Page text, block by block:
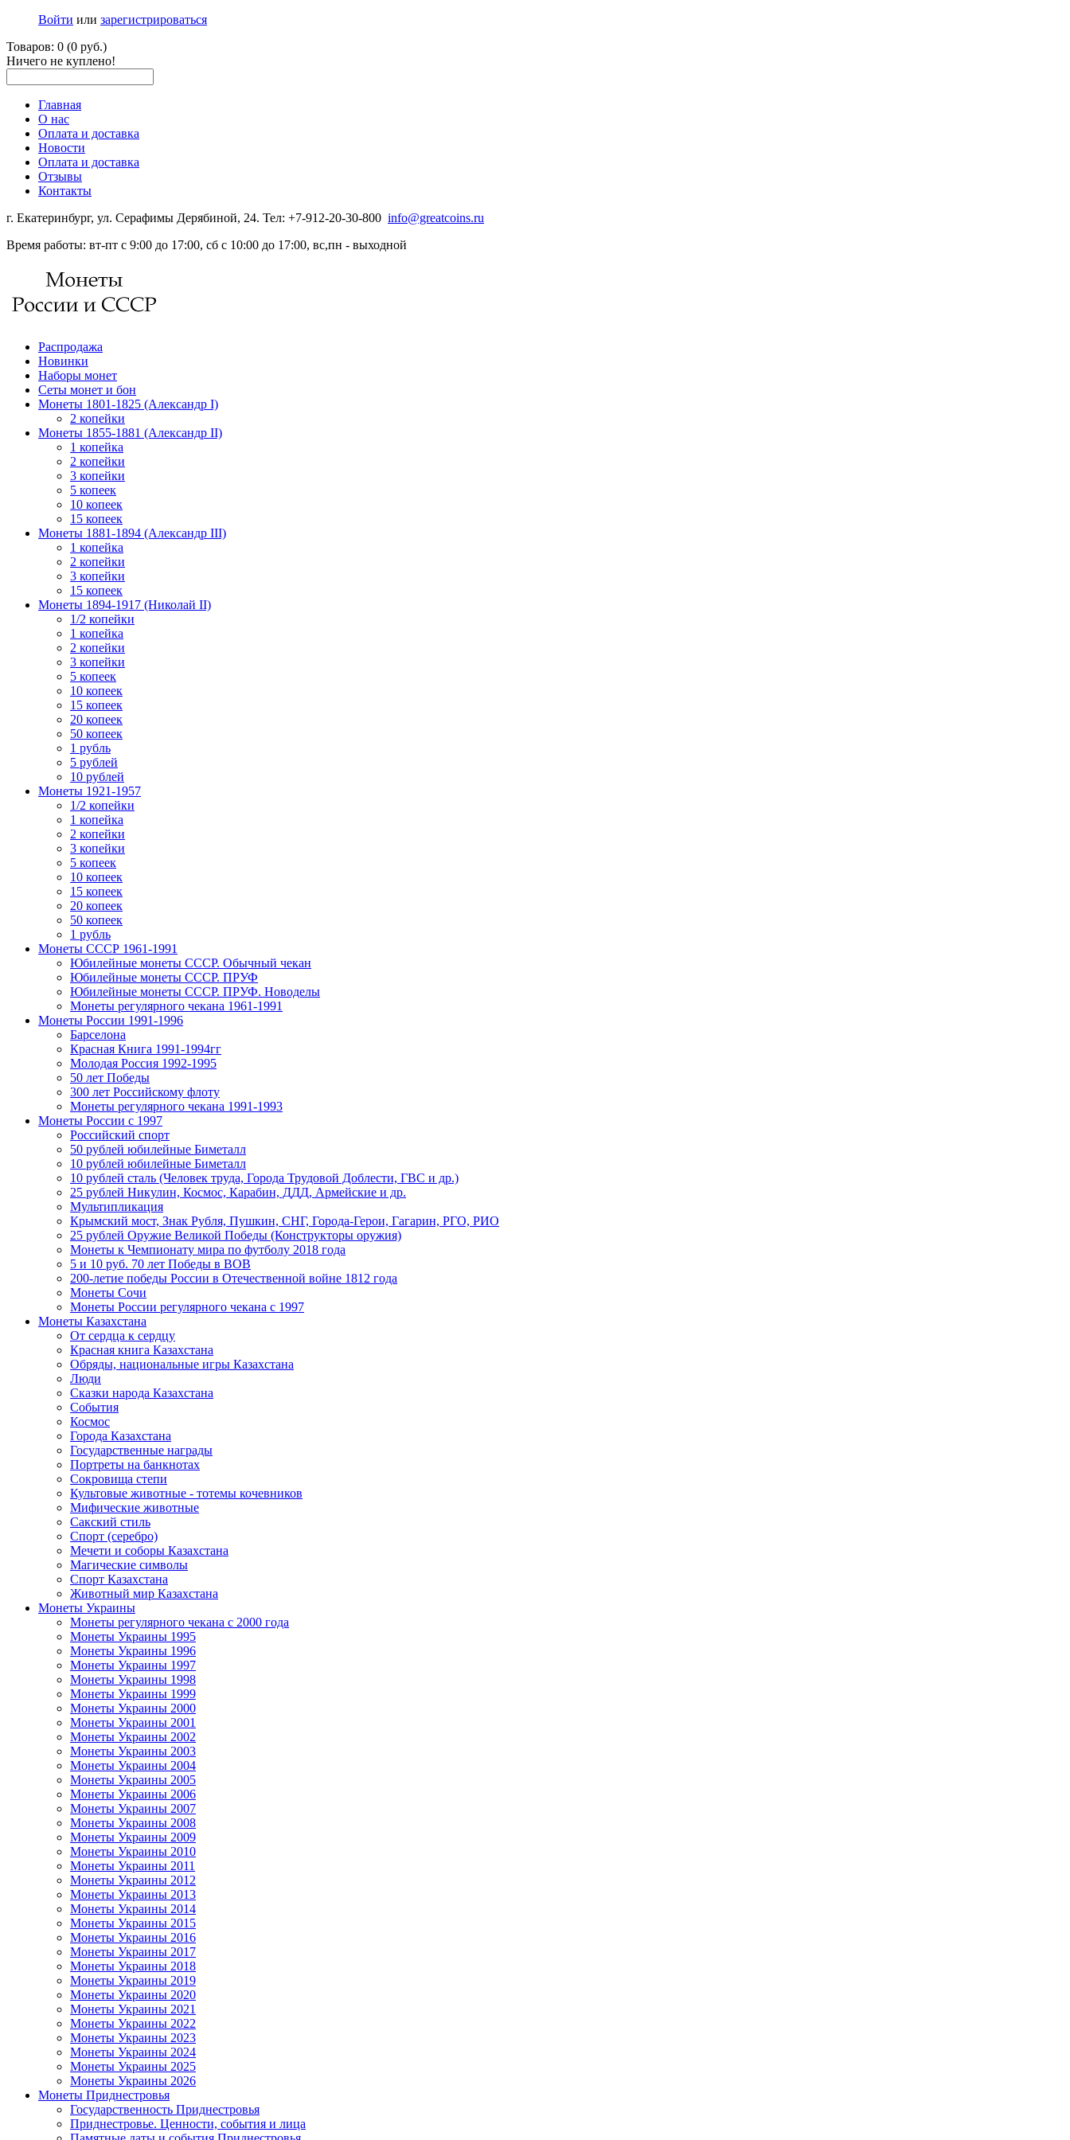
Войти или зарегистрироваться
Товаров: 0 (0 руб.)
Ничего не куплено!
Главная
О нас
Оплата и доставка
Новости
Оплата и доставка
Отзывы
Контакты
г. Екатеринбург, ул. Серафимы Дерябиной, 24. Тел: +7-912-20-30-800 info@greatcoins.ru
Время работы: вт-пт с 9:00 до 17:00, сб с 10:00 до 17:00, вс,пн - выходной
Распродажа
Новинки
Наборы монет
Сеты монет и бон
Монеты 1801-1825 (Александр I)
2 копейки
Монеты 1855-1881 (Александр II)
1 копейка
2 копейки
3 копейки
5 копеек
10 копеек
15 копеек
Монеты 1881-1894 (Александр III)
1 копейка
2 копейки
3 копейки
15 копеек
Монеты 1894-1917 (Николай II)
1/2 копейки
1 копейка
2 копейки
3 копейки
5 копеек
10 копеек
15 копеек
20 копеек
50 копеек
1 рубль
5 рублей
10 рублей
Монеты 1921-1957
1/2 копейки
1 копейка
2 копейки
3 копейки
5 копеек
10 копеек
15 копеек
20 копеек
50 копеек
1 рубль
Монеты СССР 1961-1991
Юбилейные монеты СССР. Обычный чекан
Юбилейные монеты СССР. ПРУФ
Юбилейные монеты СССР. ПРУФ. Новоделы
Монеты регулярного чекана 1961-1991
Монеты России 1991-1996
Барселона
Красная Книга 1991-1994гг
Молодая Россия 1992-1995
50 лет Победы
300 лет Российскому флоту
Монеты регулярного чекана 1991-1993
Монеты России c 1997
Российский спорт
50 рублей юбилейные Биметалл
10 рублей юбилейные Биметалл
10 рублей сталь (Человек труда, Города Трудовой Доблести, ГВС и др.)
25 рублей Никулин, Космос, Карабин, ДДД, Армейские и др.
Мультипликация
Крымский мост, Знак Рубля, Пушкин, СНГ, Города-Герои, Гагарин, РГО, РИО
25 рублей Оружие Великой Победы (Конструкторы оружия)
Монеты к Чемпионату мира по футболу 2018 года
5 и 10 руб. 70 лет Победы в ВОВ
200-летие победы России в Отечественной войне 1812 года
Монеты Сочи
Монеты России регулярного чекана с 1997
Монеты Казахстана
От сердца к сердцу
Красная книга Казахстана
Обряды, национальные игры Казахстана
Люди
Сказки народа Казахстана
События
Космос
Города Казахстана
Государственные награды
Портреты на банкнотах
Сокровища степи
Культовые животные - тотемы кочевников
Мифические животные
Сакский стиль
Спорт (серебро)
Мечети и соборы Казахстана
Магические символы
Спорт Казахстана
Животный мир Казахстана
Монеты Украины
Монеты регулярного чекана с 2000 года
Монеты Украины 1995
Монеты Украины 1996
Монеты Украины 1997
Монеты Украины 1998
Монеты Украины 1999
Монеты Украины 2000
Монеты Украины 2001
Монеты Украины 2002
Монеты Украины 2003
Монеты Украины 2004
Монеты Украины 2005
Монеты Украины 2006
Монеты Украины 2007
Монеты Украины 2008
Монеты Украины 2009
Монеты Украины 2010
Монеты Украины 2011
Монеты Украины 2012
Монеты Украины 2013
Монеты Украины 2014
Монеты Украины 2015
Монеты Украины 2016
Монеты Украины 2017
Монеты Украины 2018
Монеты Украины 2019
Монеты Украины 2020
Монеты Украины 2021
Монеты Украины 2022
Монеты Украины 2023
Монеты Украины 2024
Монеты Украины 2025
Монеты Украины 2026
Монеты Приднестровья
Государственность Приднестровья
Приднестровье. Ценности, события и лица